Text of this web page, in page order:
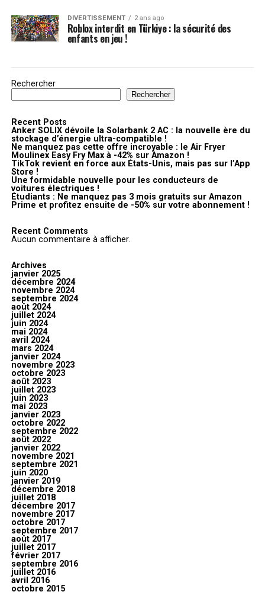
DIVERTISSEMENT 2 ans ago
Roblox interdit en Türkiye : la sécurité des
enfants en jeu !
Rechercher
Rechercher
Recent Posts
Anker SOLIX dévoile la Solarbank 2 AC : la nouvelle ère du
stockage d’énergie ultra-compatible !
Ne manquez pas cette offre incroyable : le Air Fryer
Moulinex Easy Fry Max à -42% sur Amazon !
TikTok revient en force aux États-Unis, mais pas sur l’App
Store !
Une formidable nouvelle pour les conducteurs de
voitures électriques !
Étudiants : Ne manquez pas 3 mois gratuits sur Amazon
Prime et profitez ensuite de -50% sur votre abonnement !
Recent Comments
Aucun commentaire à afficher.
Archives
janvier 2025
décembre 2024
novembre 2024
septembre 2024
août 2024
juillet 2024
juin 2024
mai 2024
avril 2024
mars 2024
janvier 2024
novembre 2023
octobre 2023
août 2023
juillet 2023
juin 2023
mai 2023
janvier 2023
octobre 2022
septembre 2022
août 2022
janvier 2022
novembre 2021
septembre 2021
juin 2020
janvier 2019
décembre 2018
juillet 2018
décembre 2017
novembre 2017
octobre 2017
septembre 2017
août 2017
juillet 2017
février 2017
septembre 2016
juillet 2016
avril 2016
octobre 2015